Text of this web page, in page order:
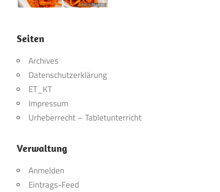
Seiten
Archives
Datenschutzerklärung
ET_KT
Impressum
Urheberrecht – Tabletunterricht
Verwaltung
Anmelden
Eintrags-Feed